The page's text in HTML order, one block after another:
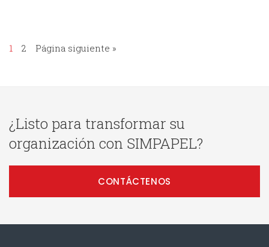
1 2 Página siguiente »
¿Listo para transformar su
organización con SIMPAPEL?
CONTÁCTENOS